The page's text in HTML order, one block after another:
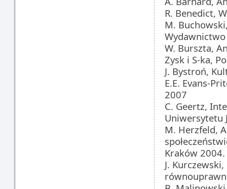
R. Benedict,
M.
W. Burszta,
Zysk i S-ka,
J. Bystroń,
E.E. Evans-
2007
C. Geertz,
Uniwersytetu
M. Herzfeld,
Kraków 2004.
J.